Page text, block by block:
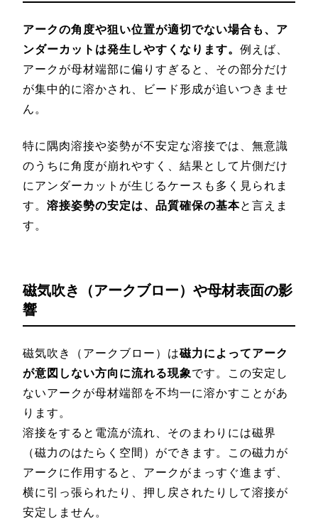
アークの角度や狙い位置が適切でない場合も、ア
ンダーカットは発生しやすくなります。 例えば、
アークが母材端部に偏りすぎると、その部分だけ
が集中的に溶かされ、ビード形成が追いつきませ
ん。
特に隅肉溶接や姿勢が不安定な溶接では、無意識
のうちに角度が崩れやすく、結果として片側だけ
にアンダーカットが生じるケースも多く見られま
す。 溶接姿勢の安定は、品質確保の基本と言えま
す。
磁気吹き（アークブロー）や母材表面の影
響
磁気吹き（アークブロー）は磁力によってアーク
が意図しない方向に流れる現象です。この安定し
ないアークが母材端部を不均一に溶かすことがあ
ります。
溶接をすると電流が流れ、そのまわりには磁界
（磁力のはたらく空間）ができます。この磁力が
アークに作用すると、アークがまっすぐ進まず、
横に引っ張られたり、押し戻されたりして溶接が
安定しません。